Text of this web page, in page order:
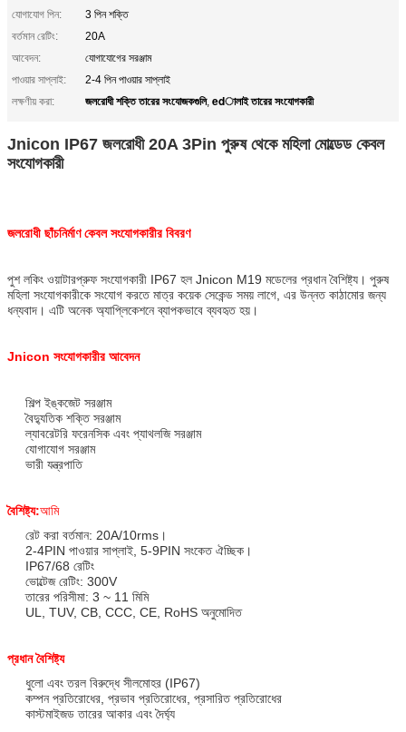
যোগাযোগ পিন:
3 পিন শক্তি
বর্তমান রেটিং:
20A
আবেদন:
যোগাযোগের সরঞ্জাম
পাওয়ার সাপ্লাই:
2-4 পিন পাওয়ার সাপ্লাই
লক্ষণীয় করা:
জলরোধী শক্তি তারের সংযোজকগুলি, edালাই তারের সংযোগকারী
Jnicon IP67 জলরোধী 20A 3Pin পুরুষ থেকে মহিলা মোল্ডেড কেবল
সংযোগকারী
জলরোধী ছাঁচনির্মাণ কেবল সংযোগকারীর বিবরণ
পুশ লকিং ওয়াটারপ্রুফ সংযোগকারী IP67 হল Jnicon M19 মডেলের প্রধান বৈশিষ্ট্য। পুরুষ
মহিলা সংযোগকারীকে সংযোগ করতে মাত্র কয়েক সেকেন্ড সময় লাগে, এর উন্নত কাঠামোর জন্য
ধন্যবাদ। এটি অনেক অ্যাপ্লিকেশনে ব্যাপকভাবে ব্যবহৃত হয়।
Jnicon সংযোগকারীর আবেদন
শিল্প ইঙ্কজেট সরঞ্জাম
বৈদ্যুতিক শক্তি সরঞ্জাম
ল্যাবরেটরি ফরেনসিক এবং প্যাথলজি সরঞ্জাম
যোগাযোগ সরঞ্জাম
ভারী যন্ত্রপাতি
বৈশিষ্ট্য:আমি
রেট করা বর্তমান: 20A/10rms।
2-4PIN পাওয়ার সাপ্লাই, 5-9PIN সংকেত ঐচ্ছিক।
IP67/68 রেটিং
ভোল্টেজ রেটিং: 300V
তারের পরিসীমা: 3 ~ 11 মিমি
UL, TUV, CB, CCC, CE, RoHS অনুমোদিত
প্রধান বৈশিষ্ট্য
ধুলো এবং তরল বিরুদ্ধে সীলমোহর (IP67)
কম্পন প্রতিরোধের, প্রভাব প্রতিরোধের, প্রসারিত প্রতিরোধের
কাস্টমাইজড তারের আকার এবং দৈর্ঘ্য